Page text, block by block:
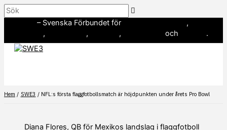
Hoppa
till
Sök
– Svenska Förbundet för
,
, , , och .
Hem SWE3 NFL:s första flaggfotbollsmatch är höjdpunkten under årets Pro Bowl
Diana Flores, QB för Mexikos landslag i flaggfotboll